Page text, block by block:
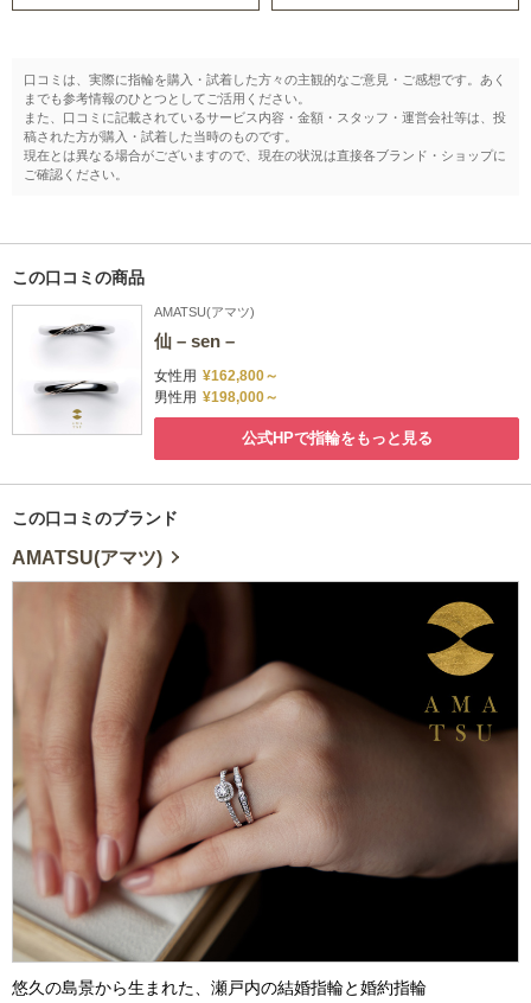
口コミは、実際に指輪を購入・試着した方々の主観的なご意見・ご感想です。あく
までも参考情報のひとつとしてご活用ください。
また、口コミに記載されているサービス内容・金額・スタッフ・運営会社等は、投
稿された方が購入・試着した当時のものです。
現在とは異なる場合がございますので、現在の状況は直接各ブランド・ショップに
ご確認ください。
この口コミの商品
AMATSU(アマツ)
仙 – sen –
女性用 ¥162,800～
男性用 ¥198,000～
公式HPで指輪をもっと見る
この口コミのブランド
AMATSU(アマツ)
悠久の島景から生まれた、瀬戸内の結婚指輪と婚約指輪